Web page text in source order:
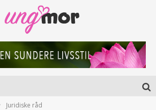
Juridiske råd